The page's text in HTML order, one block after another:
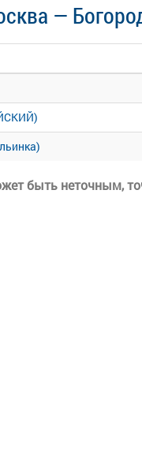
—
быть неточным,